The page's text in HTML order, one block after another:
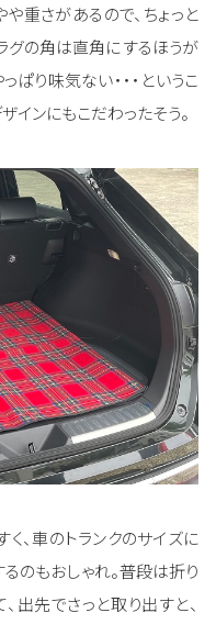
重さがあるので、ちょっと
グの角は直角にするほうが
り味気ない・・・というこ
インにもこだわったそう。
、車のトランクのサイズに
のもおしゃれ。普段は折り
出先でさっと取り出すと、